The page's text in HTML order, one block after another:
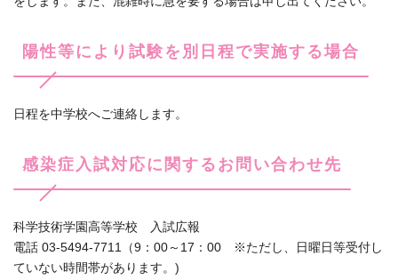
陽性等により試験を別日程で実施する場合
日程を中学校へご連絡します。
感染症入試対応に関するお問い合わせ先
科学技術学園高等学校 入試広報
電話 03-5494-7711（9：00～17：00 ※ただし、日曜日等受付し
ていない時間帯があります。)